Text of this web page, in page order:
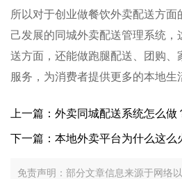
所以对于创业做餐饮外卖配送方面
己发展的同城外卖配送管理系统
送方面，还能做跑腿配送、团购、
服务，为消费者提供更多的本地生
下一篇：本地外卖平台为什么这么
免责声明：部分文章信息来源于网络